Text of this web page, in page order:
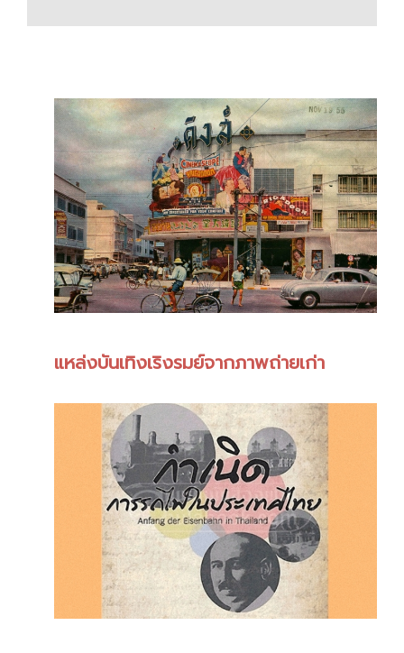
แหล่งบันเทิงเริงรมย์จากภาพถ่ายเก่า